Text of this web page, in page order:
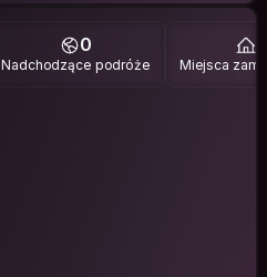
0
Nadchodzące podróże Miejsca